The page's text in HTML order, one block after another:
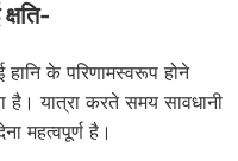
हानि के परिणामस्वरूप होने
है। यात्रा करते समय सावधानी
महत्वपूर्ण है।